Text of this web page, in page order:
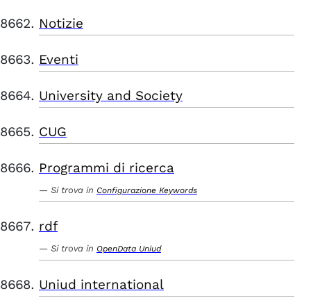
Notizie
Eventi
University and Society
CUG
Programmi di ricerca
Si trova in Configurazione Keywords
rdf
Si trova in OpenData Uniud
Uniud international